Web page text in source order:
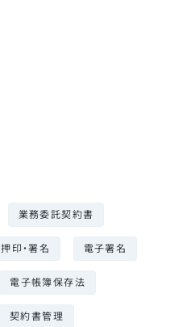
業務委託契約書
押印・署名 電子署名
電子帳簿保存法
契約書管理